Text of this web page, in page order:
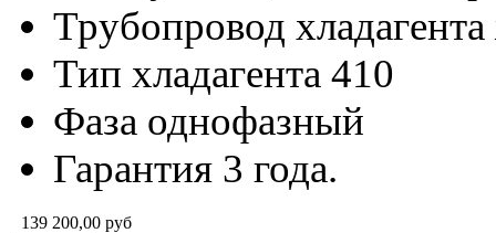
Трубопровод
Тип хладагента 410
Фаза однофазный
Гарантия 3 года.
139 200,00 руб